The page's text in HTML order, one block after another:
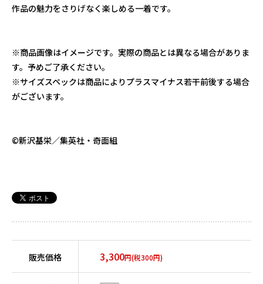
作品の魅力をさりげなく楽しめる一着です。
※商品画像はイメージです。実際の商品とは異なる場合がありま
す。予めご了承ください。
※サイズスペックは商品によりプラスマイナス若干前後する場合
がございます。
©︎新沢基栄／集英社・奇面組
販売価格 3,300円(税300円)